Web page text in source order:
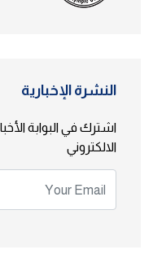
النشرة الإخبارية
اشترك في البوابة
الالكتروني